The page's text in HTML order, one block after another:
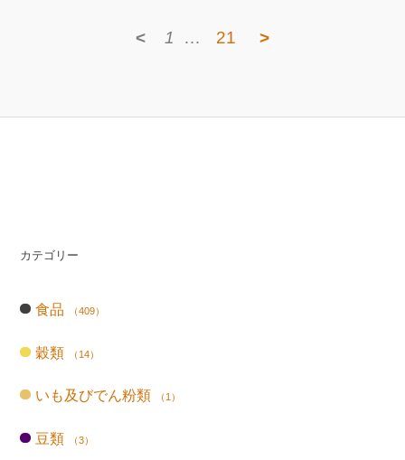
< 1 … 21 >
カテゴリー
食品 （409）
穀類 （14）
いも及びでん粉類 （1）
豆類 （3）